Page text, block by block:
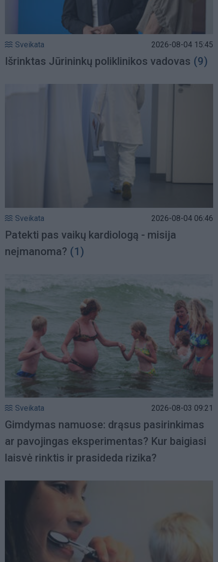
Sveikata 2026-08-04 15:45
Išrinktas Jūrininkų poliklinikos vadovas (9)
Sveikata 2026-08-04 06:46
Patekti pas vaikų kardiologą - misija
neįmanoma? (1)
Sveikata 2026-08-03 09:21
Gimdymas namuose: drąsus pasirinkimas
ar pavojingas eksperimentas? Kur baigiasi
laisvė rinktis ir prasideda rizika?